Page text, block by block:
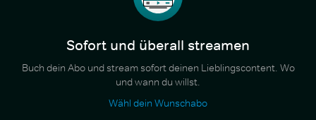
Sofort und überall streamen
Buch dein Abo und stream sofort deinen Lieblingscontent. Wo
und wann du willst.
Wähl dein Wunschabo